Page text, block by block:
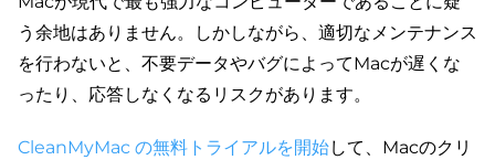
う余地はありません。しかしながら、適切なメンテナンス
を行わないと、不要データやバグによってMacが遅くな
ったり、応答しなくなるリスクがあります。
CleanMyMac の無料トライアルを開始して、Macのクリ